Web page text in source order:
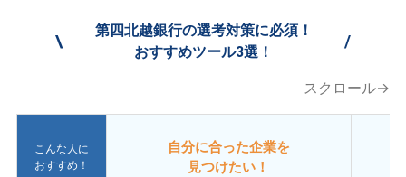
\
第四北越銀行の選考対策に必須！
おすすめツール3選！
/
スクロール→
こんな人に
おすすめ！
自分に合った企業を
見つけたい！